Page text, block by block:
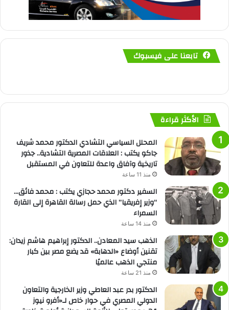
تابعنا على فيسبوك
الأكثر قراءة
المحلل السياسي التشادي الدكتور محمد شريف
جاكو يكتب : العلاقات المصرية التشادية.. جذور
تاريخية وآفاق واعدة للتعاون في المستقبل
منذ 11 ساعة
السفير دكتور محمد حجازي يكتب : محمد فائق…
“وزير إفريقيا” الذي حمل رسالة القاهرة إلى القارة
السمراء
منذ 14 ساعة
الذهب سيد المعادن.. الدكتور إبراهيم هاشم زيدان:
تقنين أوضاع «الدهابة» قد يضع مصر بين كبار
منتجي الذهب عالميًا
منذ 21 ساعة
الدكتور بدر عبد العاطي وزير الخارجية والتعاون
الدولي المصري في حوار خاص لـ«أفرو نيوز